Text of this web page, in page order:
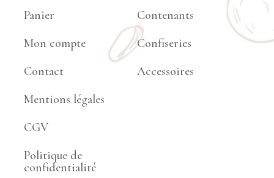
Panier
Mon compte
Contact
Mentions légales
CGV
Politique de
confidentialité
Contenants
Confiseries
Accessoires